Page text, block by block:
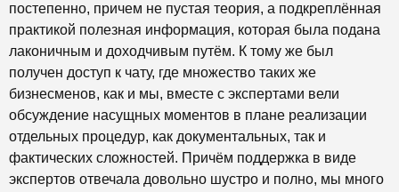
постепенно, причем не пустая теория, а подкреплённая
практикой полезная информация, которая была подана
лаконичным и доходчивым путём. К тому же был
получен доступ к чату, где множество таких же
бизнесменов, как и мы, вместе с экспертами вели
обсуждение насущных моментов в плане реализации
отдельных процедур, как документальных, так и
фактических сложностей. Причём поддержка в виде
экспертов отвечала довольно шустро и полно, мы много